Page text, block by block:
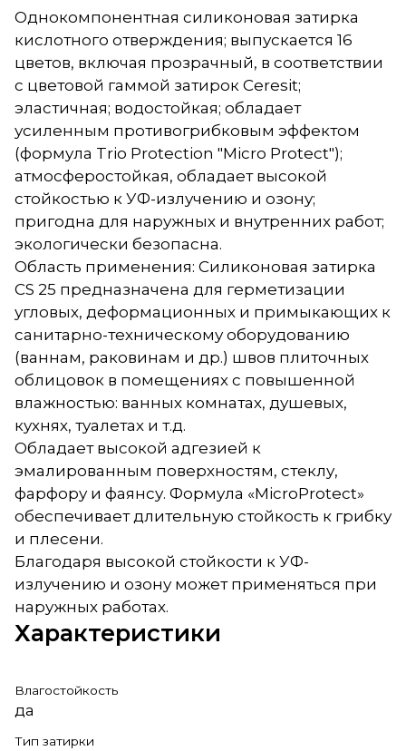
Однокомпонентная силиконовая затирка
кислотного отверждения; выпускается 16
цветов, включая прозрачный, в соответствии
с цветовой гаммой затирок Ceresit;
эластичная; водостойкая; обладает
усиленным противогрибковым эффектом
(формула Trio Protection "Micro Protect");
атмосферостойкая, обладает высокой
стойкостью к УФ-излучению и озону;
пригодна для наружных и внутренних работ;
экологически безопасна.
Область применения: Силиконовая затирка
CS 25 предназначена для герметизации
угловых, деформационных и примыкающих к
санитарно-техническому оборудованию
(ваннам, раковинам и др.) швов плиточных
облицовок в помещениях с повышенной
влажностью: ванных комнатах, душевых,
кухнях, туалетах и т.д.
Обладает высокой адгезией к
эмалированным поверхностям, стеклу,
фарфору и фаянсу. Формула «MicroProtect»
обеспечивает длительную стойкость к грибку
и плесени.
Благодаря высокой стойкости к УФ-
излучению и озону может применяться при
наружных работах.
Характеристики
Влагостойкость
да
Тип затирки